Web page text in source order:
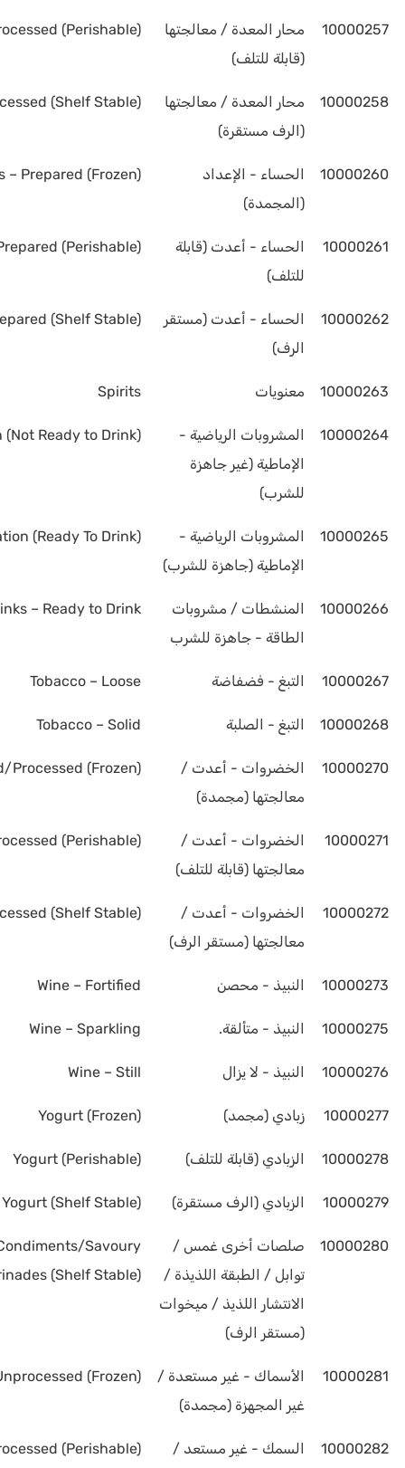
10000257
محار المعدة / معالجتها
(قابلة للتلف)
(Perishable)
10000258
محار المعدة / معالجتها
(الرف مستقرة)
(Shelf Stable)
10000260
الحساء - الإعداد
(المجمدة)
– Prepared (Frozen)
10000261
الحساء - أعدت (قابلة
للتلف)
(Perishable)
10000262
الحساء - أعدت (مستقر
الرف)
(Shelf Stable)
10000263 معنويات Spirits
10000264
المشروبات الرياضية -
الإماطية (غير جاهزة
للشرب)
Ready to Drink)
10000265
المشروبات الرياضية -
الإماطية (جاهزة للشرب)
(Ready To Drink)
10000266
المنشطات / مشروبات
الطاقة - جاهزة للشرب
– Ready to Drink
10000267 التبغ - فضفاضة Tobacco – Loose
10000268 التبغ - الصلبة Tobacco – Solid
10000270
الخضروات - أعدت /
معالجتها (مجمدة)
Processed (Frozen)
10000271
الخضروات - أعدت /
معالجتها (قابلة للتلف)
(Perishable)
10000272
الخضروات - أعدت /
معالجتها (مستقر الرف)
(Shelf Stable)
10000273 النبيذ - محصن Wine – Fortified
10000275 النبيذ - متألقة. Wine – Sparkling
10000276 النبيذ - لا يزال Wine – Still
10000277 زبادي (مجمد) Yogurt (Frozen)
10000278 الزبادي (قابلة للتلف) Yogurt (Perishable)
10000279 الزبادي (الرف مستقرة) Yogurt (Shelf Stable)
10000280
صلصات أخرى غمس /
توابل / الطبقة اللذيذة /
الانتشار اللذيذ / ميخوات
(مستقر الرف)
Savoury
(Shelf Stable)
10000281
الأسماك - غير مستعدة /
غير المجهزة (مجمدة)
(Frozen)
10000282
السمك - غير مستعد /
(Perishable)